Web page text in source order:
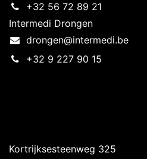
+32 56 72 89 21
Intermedi Drongen
drongen@intermedi.be
+32 9 227 90 15
Kortrijksesteenweg 325